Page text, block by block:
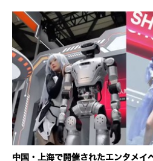
中国・上海で開催されたエンタメ